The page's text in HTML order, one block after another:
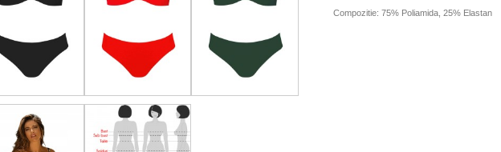
Compozitie: 75% Poliamida, 25% Elastan